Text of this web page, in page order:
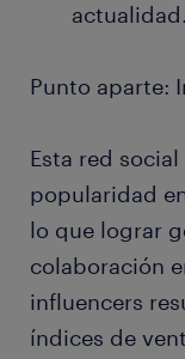
actualidad.
Punto aparte:
Esta red
popularidad
lo que lograr
colaboración
influencers
índices de